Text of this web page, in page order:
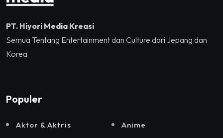
PT. Hiyori Media Kreasi
Semua Tentang Entertainment dan Culture dari Jepang dan
Korea
Populer
Aktor & Aktris Anime